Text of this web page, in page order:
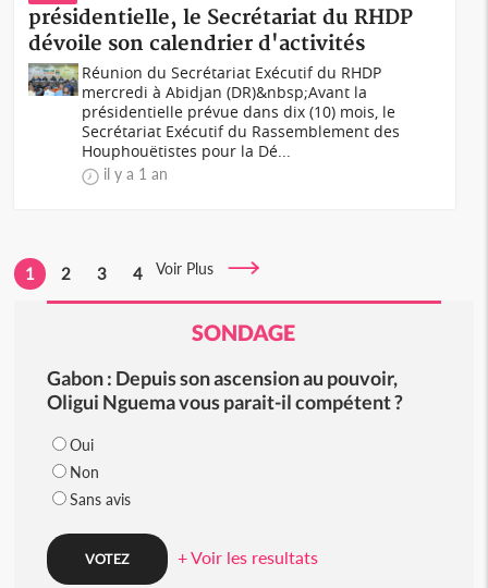
présidentielle, le Secrétariat du RHDP
dévoile son calendrier d'activités
Réunion du Secrétariat Exécutif du RHDP
mercredi à Abidjan (DR)&nbsp;Avant la
présidentielle prévue dans dix (10) mois, le
Secrétariat Exécutif du Rassemblement des
Houphouëtistes pour la Dé...
il y a 1 an
1 2 3 4 Voir Plus
SONDAGE
Gabon : Depuis son ascension au pouvoir,
Oligui Nguema vous parait-il compétent ?
Oui
Non
Sans avis
+ Voir les resultats